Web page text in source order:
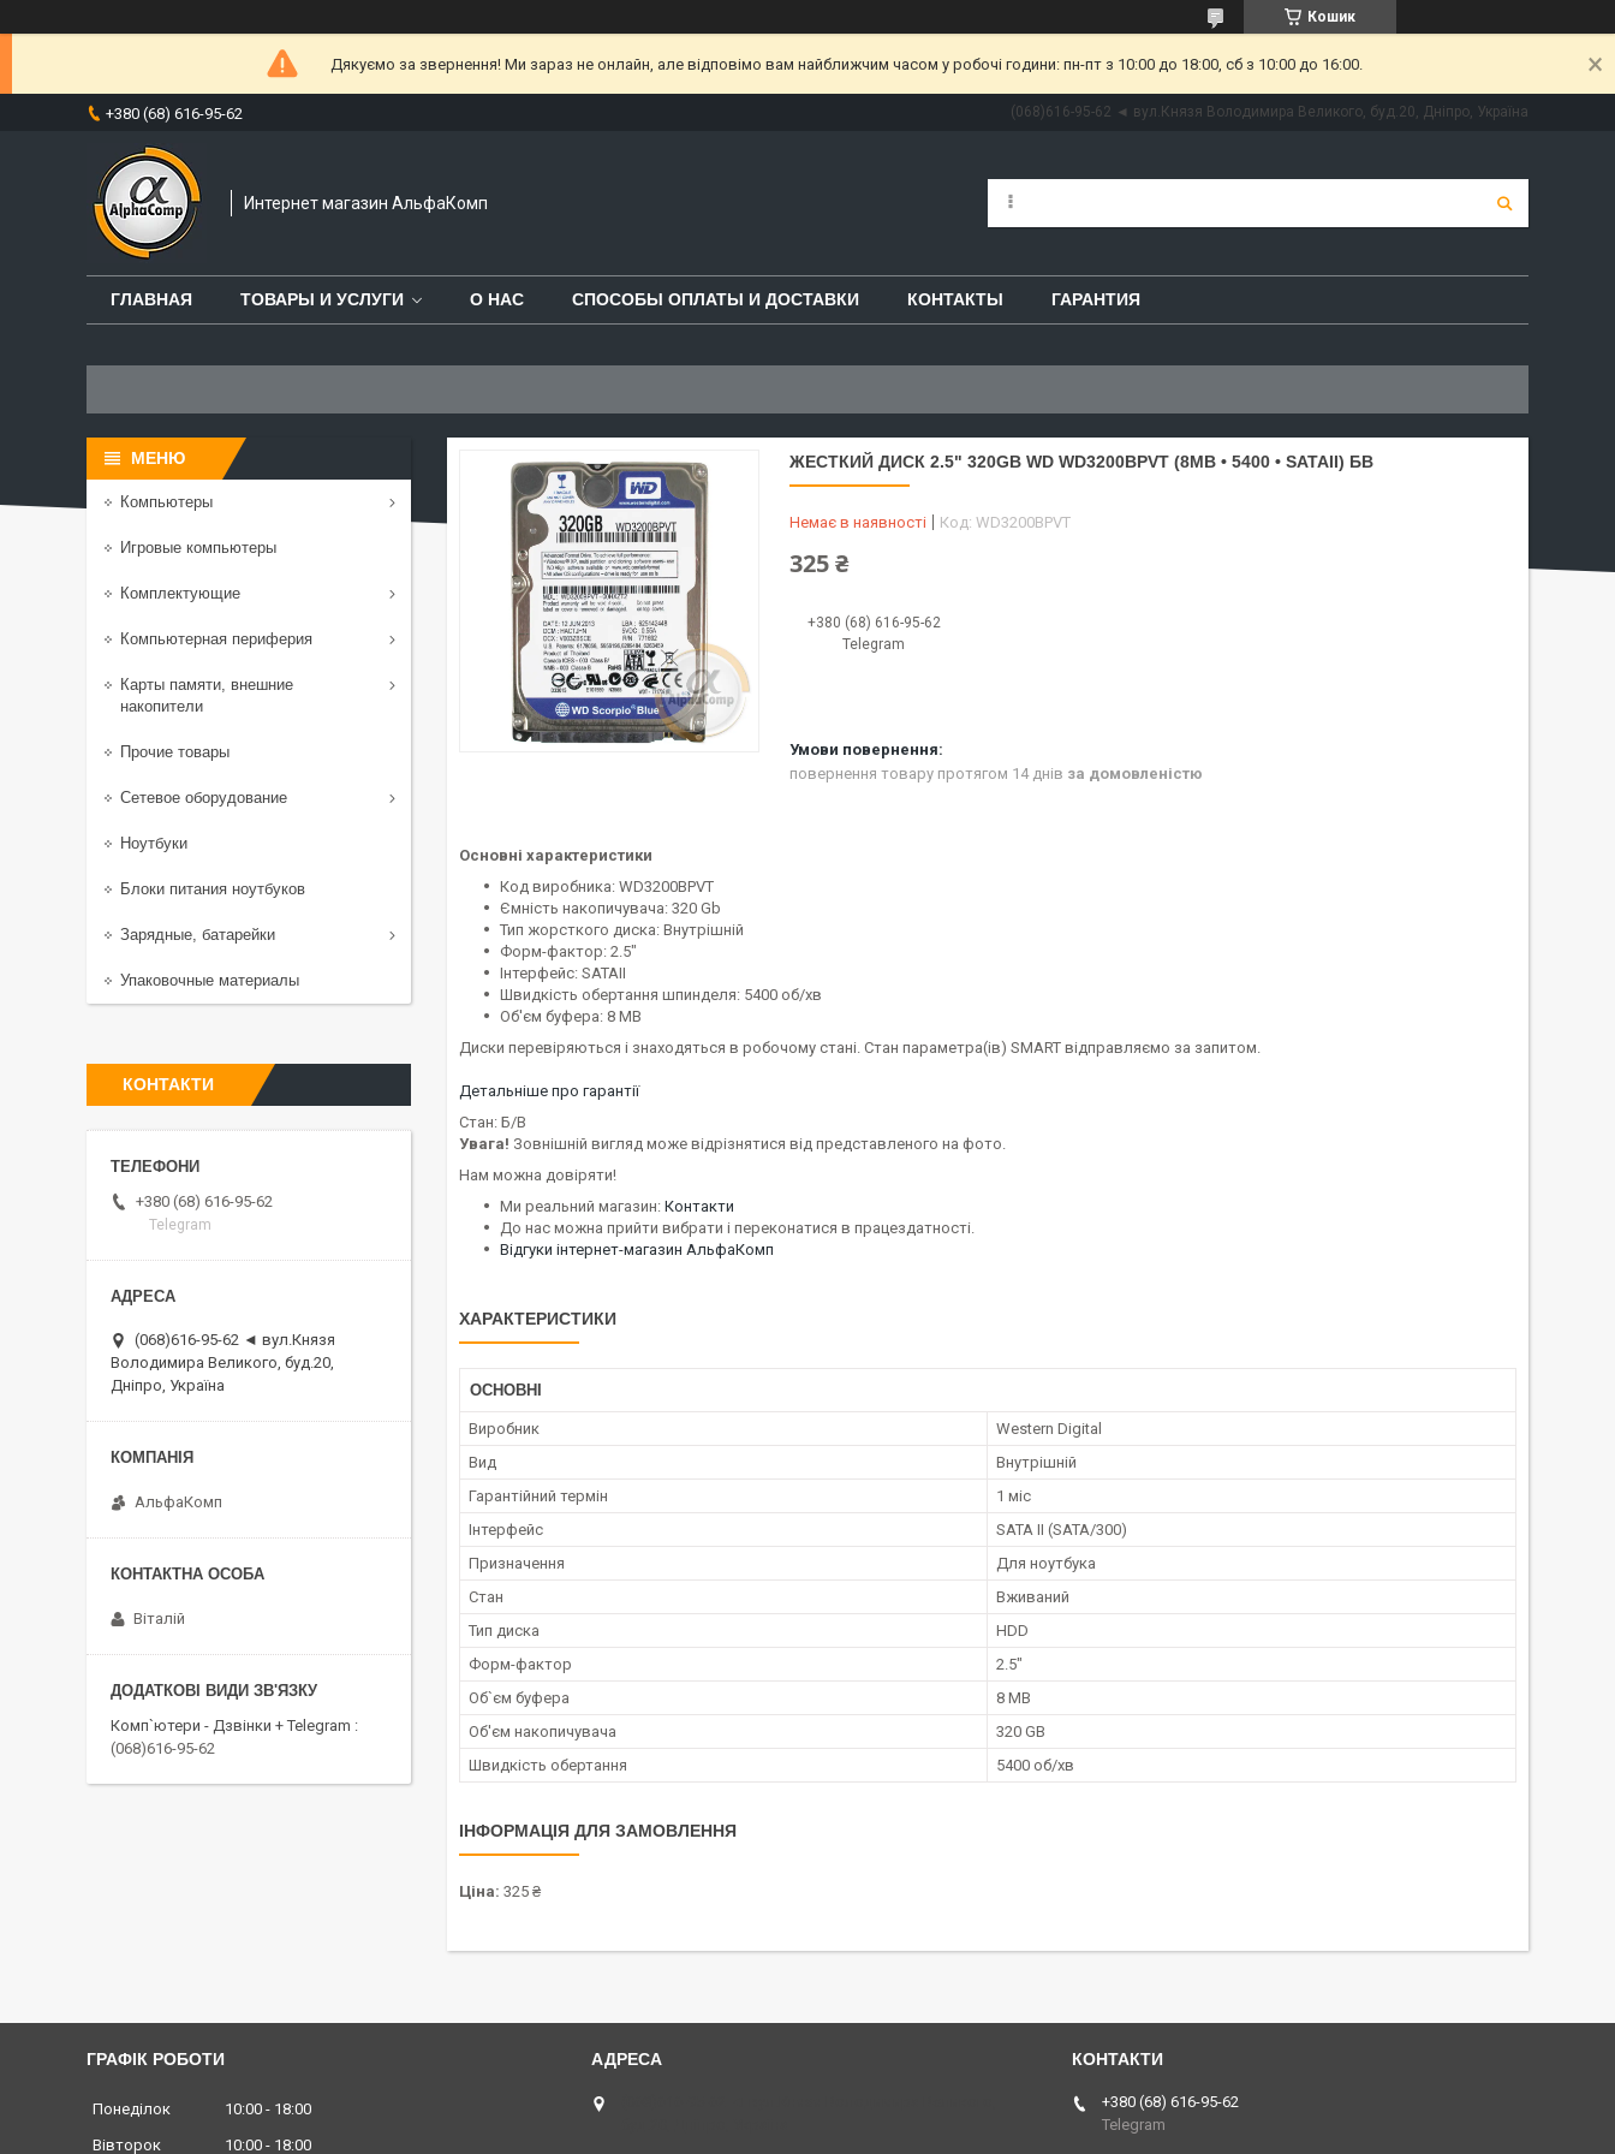
Кошик
Дякуємо за звернення! Ми зараз не онлайн, але відповімо вам найближчим часом у робочі години: пн-пт з 10:00 до 18:00, сб з 10:00 до 16:00.
+380 (68) 616-95-62 (068)616-95-62 ◄ вул.Князя Володимира Великого, буд.20, Дніпро, Україна
Интернет магазин АльфаКомп
ГЛАВНАЯ ТОВАРЫ И УСЛУГИ О НАС СПОСОБЫ ОПЛАТЫ И ДОСТАВКИ КОНТАКТЫ ГАРАНТИЯ
ЖЕСТКИЙ ДИСК 2.5" 320GB WD WD3200BPVT (8MB • 5400 • SATAII) БВ
Немає в наявності Код: WD3200BPVT
325 ₴
+380 (68) 616-95-62
Telegram
повернення товару протягом 14 днів за домовленістю
Основні характеристики
Код виробника: WD3200BPVT
Ємність накопичувача: 320 Gb
Тип жорсткого диска: Внутрішній
Форм-фактор: 2.5"
Інтерфейс: SATAII
Швидкість обертання шпинделя: 5400 об/хв
Об'єм буфера: 8 MB
Диски перевіряються і знаходяться в робочому стані. Стан параметра(ів) SMART відправляємо за запитом.
Детальніше про гарантії
Стан: Б/В
Увага! Зовнішній вигляд може відрізнятися від представленого на фото.
Нам можна довіряти!
Ми реальний магазин: Контакти
До нас можна прийти вибрати і переконатися в працездатності.
Відгуки інтернет-магазин АльфаКомп
ХАРАКТЕРИСТИКИ
ОСНОВНІ
Виробник
Western Digital
Вид
Внутрішній
Гарантійний термін
1 міс
Інтерфейс
SATA II (SATA/300)
Призначення
Для ноутбука
Стан
Вживаний
Тип диска
HDD
Форм-фактор
2.5"
Об`єм буфера
8 MB
Об'єм накопичувача
320 GB
Швидкість обертання
5400 об/хв
ІНФОРМАЦІЯ ДЛЯ ЗАМОВЛЕННЯ
Ціна: 325 ₴
Компьютеры
Игровые компьютеры
Комплектующие
Компьютерная периферия
Карты памяти, внешние
накопители
Прочие товары
Сетевое оборудование
Ноутбуки
Блоки питания ноутбуков
Зарядные, батарейки
Упаковочные материалы
КОНТАКТИ
+380 (68) 616-95-62
Telegram
(068)616-95-62 ◄ вул.Князя
Володимира Великого, буд.20,
Дніпро, Україна
АльфаКомп
Віталій
Комп`ютери - Дзвінки + Telegram
(068)616-95-62
ГРАФІК РОБОТИ
Понеділок 10:00
18:00
Вівторок
10:00 18:00
+380 (68) 616-95-62
Telegram